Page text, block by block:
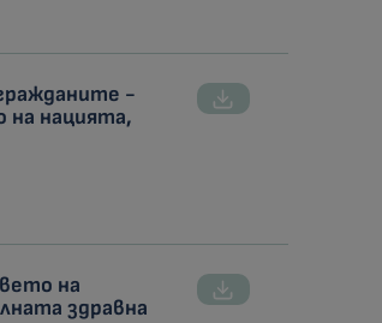
-
на нацията,
на
здравна